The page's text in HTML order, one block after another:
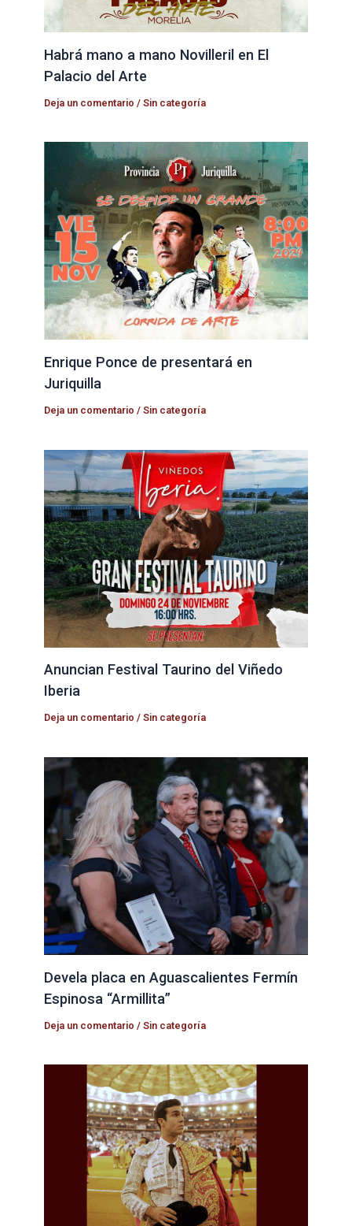
Habrá mano a mano Novilleril en El
Palacio del Arte
Deja un comentario /Sin categoría
Enrique Ponce de presentará en
Juriquilla
Deja un comentario /Sin categoría
Anuncian Festival Taurino del Viñedo
Iberia
Deja un comentario /Sin categoría
Devela placa en Aguascalientes Fermín
Espinosa “Armillita”
Deja un comentario /Sin categoría